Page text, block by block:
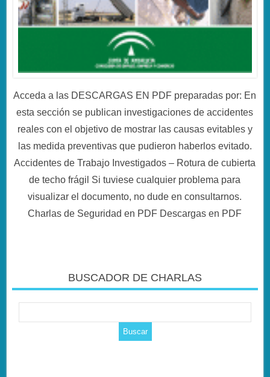
Acceda a las DESCARGAS EN PDF preparadas por: En
esta sección se publican investigaciones de accidentes
reales con el objetivo de mostrar las causas evitables y
las medida preventivas que pudieron haberlos evitado.
Accidentes de Trabajo Investigados – Rotura de cubierta
de techo frágil Si tuviese cualquier problema para
visualizar el documento, no dude en consultarnos.
Charlas de Seguridad en PDF Descargas en PDF
BUSCADOR DE CHARLAS